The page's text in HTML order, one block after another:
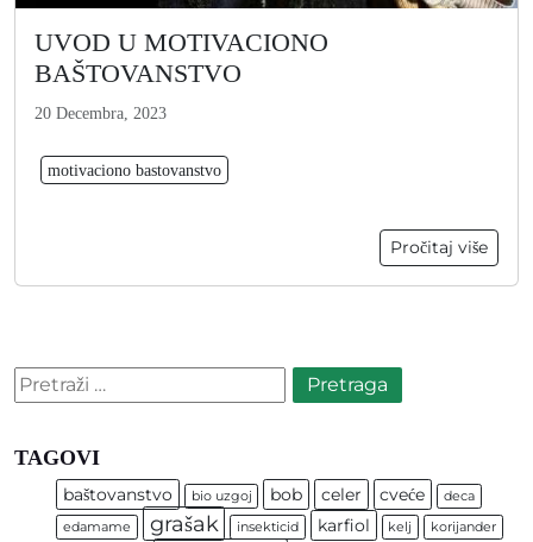
UVOD U MOTIVACIONO
BAŠTOVANSTVO
20 Decembra, 2023
motivaciono bastovanstvo
Pročitaj više
Pretraga:
TAGOVI
baštovanstvo bio uzgoj bob celer cveće
deca
edamame
grašak insekticid karfiol kelj korijander